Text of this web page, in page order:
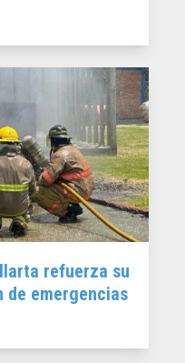
refuerza su
de emergencias